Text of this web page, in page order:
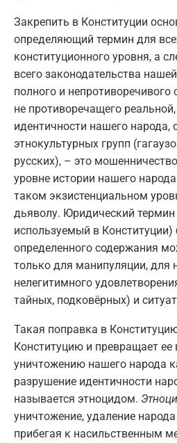
Закрепить в Конституции
определяющий термин для
конституционного уровня, а
всего законодательства
полного и непротиворечивого
не противоречащего
идентичности нашего
этнокультурных групп
русских), – это
уровне истории нашего
таком экзистенциальном
дьяволу. Юридический
используемый в Конституции)
определенного содержания
только для манипуляции, для
нелегитимного
тайных, подковёрных) и
Такая поправка в
Конституцию и превращает ее
уничтожению нашего народа
разрушение идентичности
называется этноцидом.
уничтожение, удаление
прибегая к насильственным